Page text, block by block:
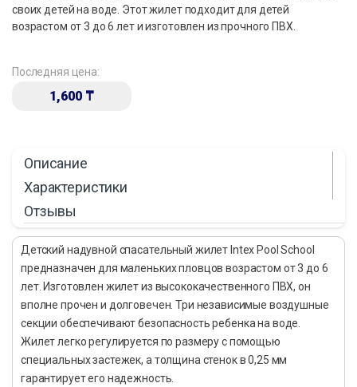
своих детей на воде. Этот жилет подходит для детей
возрастом от 3 до 6 лет и изготовлен из прочного ПВХ.
Последняя цена:
1,600 ₸
Описание
Характеристики
Отзывы
Детский надувной спасательный жилет Intex Pool School
предназначен для маленьких пловцов возрастом от 3 до 6
лет. Изготовлен жилет из высококачественного ПВХ, он
вполне прочен и долговечен. Три независимые воздушные
секции обеспечивают безопасность ребенка на воде.
Жилет легко регулируется по размеру с помощью
специальных застежек, а толщина стенок в 0,25 мм
гарантирует его надежность.